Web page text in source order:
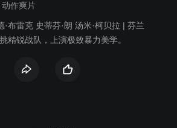
动作爽片
·布雷克 史蒂芬·朗 汤米·柯贝拉 | 芬兰
精锐战队，上演极致暴力美学。